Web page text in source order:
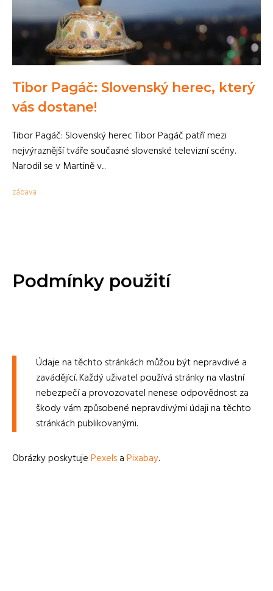
Tibor Pagáč: Slovenský herec, který
vás dostane!
Tibor Pagáč: Slovenský herec Tibor Pagáč patří mezi
nejvýraznější tváře současné slovenské televizní scény.
Narodil se v Martině v...
zábava
Podmínky použití
Údaje na těchto stránkách můžou být nepravdivé a
zavádějící. Každý uživatel používá stránky na vlastní
nebezpečí a provozovatel nenese odpovědnost za
škody vám způsobené nepravdivými údaji na těchto
stránkách publikovanými.
Obrázky poskytujePexelsaPixabay.